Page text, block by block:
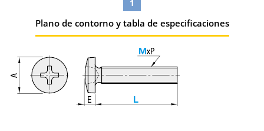
1
Plano de contorno y tabla de especificaciones